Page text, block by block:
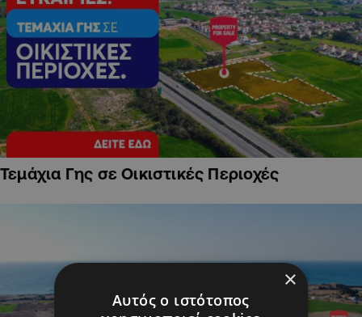
Τεμάχια Γης σε Οικιστικές Περιοχές
×
Αυτός ο ιστότοπος